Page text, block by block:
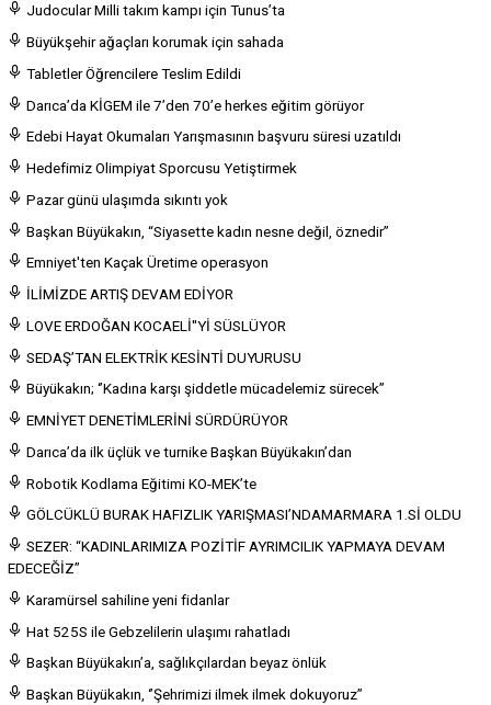
Judocular Milli takım kampı için Tunus’ta
Büyükşehir ağaçları korumak için sahada
Tabletler Öğrencilere Teslim Edildi
Darıca’da KİGEM ile 7’den 70’e herkes eğitim görüyor
Edebi Hayat Okumaları Yarışmasının başvuru süresi uzatıldı
Hedefimiz Olimpiyat Sporcusu Yetiştirmek
Pazar günü ulaşımda sıkıntı yok
Başkan Büyükakın, “Siyasette kadın nesne değil, öznedir”
Emniyet'ten Kaçak Üretime operasyon
İLİMİZDE ARTIŞ DEVAM EDİYOR
LOVE ERDOĞAN KOCAELİ''Yİ SÜSLÜYOR
SEDAŞ’TAN ELEKTRİK KESİNTİ DUYURUSU
Büyükakın; ‘’Kadına karşı şiddetle mücadelemiz sürecek’’
EMNİYET DENETİMLERİNİ SÜRDÜRÜYOR
Darıca’da ilk üçlük ve turnike Başkan Büyükakın’dan
Robotik Kodlama Eğitimi KO-MEK’te
GÖLCÜKLÜ BURAK HAFIZLIK YARIŞMASI’NDAMARMARA 1.Sİ OLDU
SEZER: “KADINLARIMIZA POZİTİF AYRIMCILIK YAPMAYA DEVAM
EDECEĞİZ”
Karamürsel sahiline yeni fidanlar
Hat 525S ile Gebzelilerin ulaşımı rahatladı
Başkan Büyükakın’a, sağlıkçılardan beyaz önlük
Başkan Büyükakın, ‘’Şehrimizi ilmek ilmek dokuyoruz’’